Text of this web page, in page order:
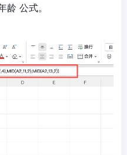
公式。